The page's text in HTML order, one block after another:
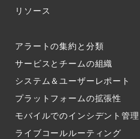
リソース
アラートの集約と分類​
サービスとチームの組織​
システム＆ユーザーレポート​
プラットフォームの拡張性
モバイルでのインシデント管理​
ライブコールルーティング​